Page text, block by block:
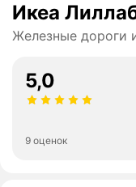
Икеа
Железные дороги
5,0
9 оценок